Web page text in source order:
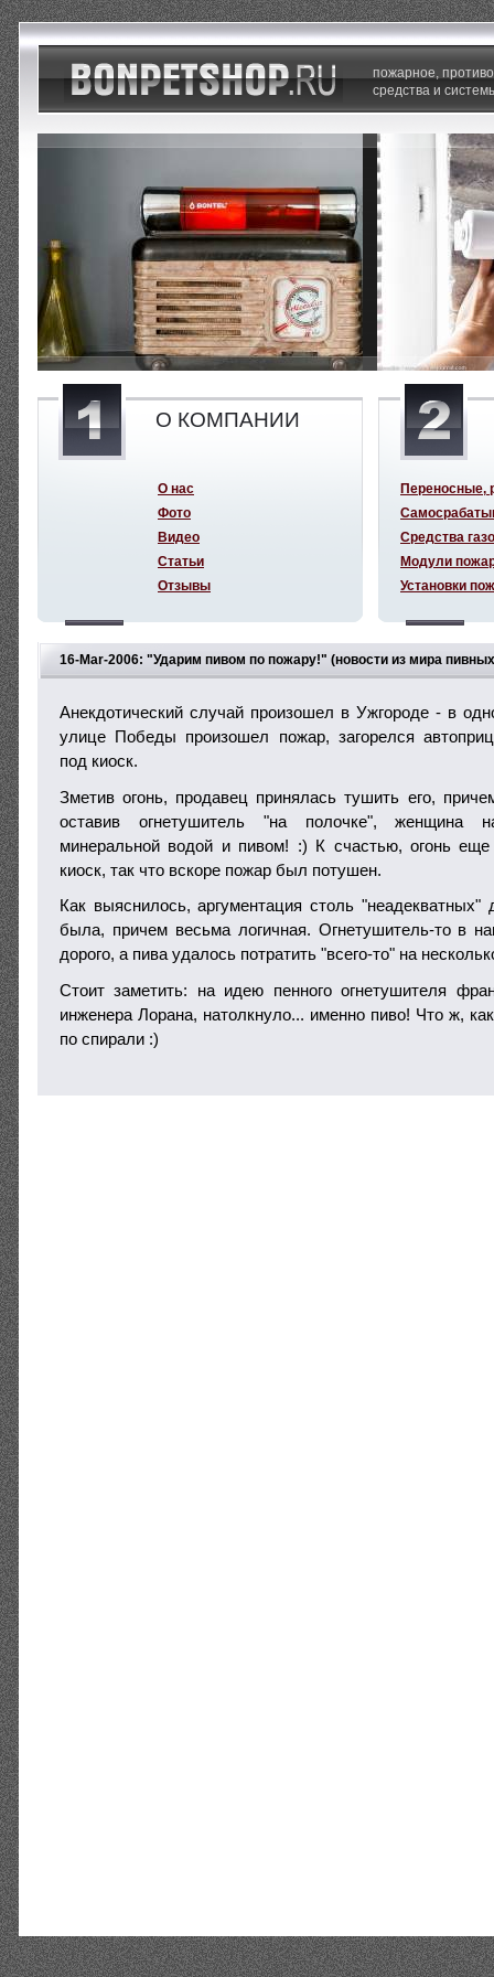
16-Mar-2006: "Ударим пивом по пожару!" (новости из мира
Анекдотический случай произошел в Ужгороде - в
улице Победы произошел пожар, загорелся
под киоск.
Зметив огонь, продавец принялась тушить его,
оставив огнетушитель "на полочке", женщина
минеральной водой и пивом! :) К счастью, огонь
киоск, так что вскоре пожар был потушен.
Как выяснилось, аргументация столь
была, причем весьма логичная. Огнетушитель-то в
дорого, а пива удалось потратить "всего-то" на
Стоит заметить: на идею пенного огнетушителя
инженера Лорана, натолкнуло... именно пиво! Что ж,
по спирали :)
пожарное,
средства и
О КОМПАНИИ
О нас
Фото
Видео
Статьи
Отзывы
Переносные,
Средства
Модули
Установки